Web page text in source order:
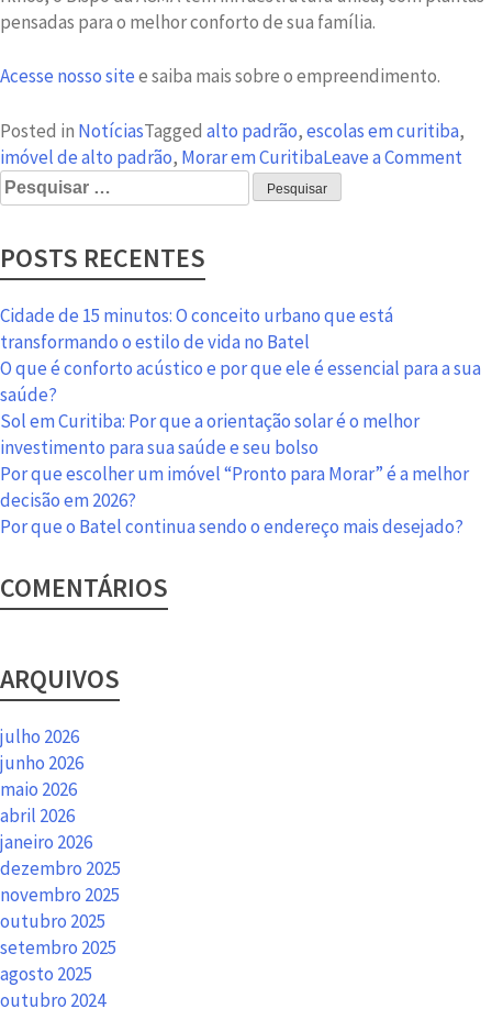
pensadas para o melhor conforto de sua família.
Acesse nosso sitee saiba mais sobre o empreendimento.
Posted in NotíciasTagged alto padrão,escolas em curitiba,
imóvel de alto padrão, Morar em CuritibaLeave a Comment
da
Pesquisar
por:
POSTS RECENTES
Cidade de 15 minutos: O conceito urbano que está
transformando o estilo de vida no Batel
O que é conforto acústico e por que ele é essencial para a sua
saúde?
Sol em Curitiba: Por que a orientação solar é o melhor
investimento para sua saúde e seu bolso
Por que escolher um imóvel “Pronto para Morar” é a melhor
decisão em 2026?
Por que o Batel continua sendo o endereço mais desejado?
COMENTÁRIOS
ARQUIVOS
julho 2026
junho 2026
maio 2026
abril 2026
janeiro 2026
dezembro 2025
novembro 2025
outubro 2025
setembro 2025
agosto 2025
outubro 2024